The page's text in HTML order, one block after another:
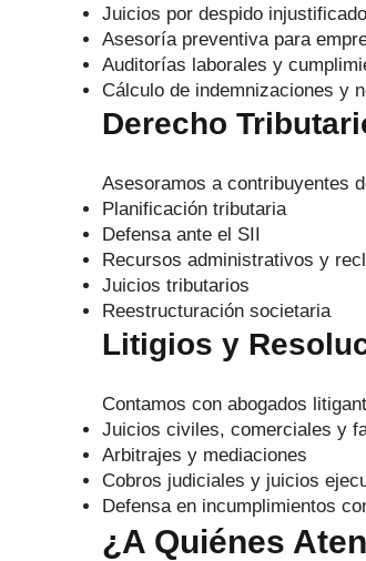
Juicios por despido injustificado
Asesoría preventiva para
Auditorías laborales y
Cálculo de indemnizaciones y
Derecho
Asesoramos a contribuyentes
Planificación tributaria
Defensa ante el SII
Recursos administrativos y
Juicios tributarios
Reestructuración societaria
Litigios y
Contamos con abogados
Juicios civiles, comerciales y
Arbitrajes y mediaciones
Cobros judiciales y juicios
Defensa en incumplimientos
¿A Quiénes